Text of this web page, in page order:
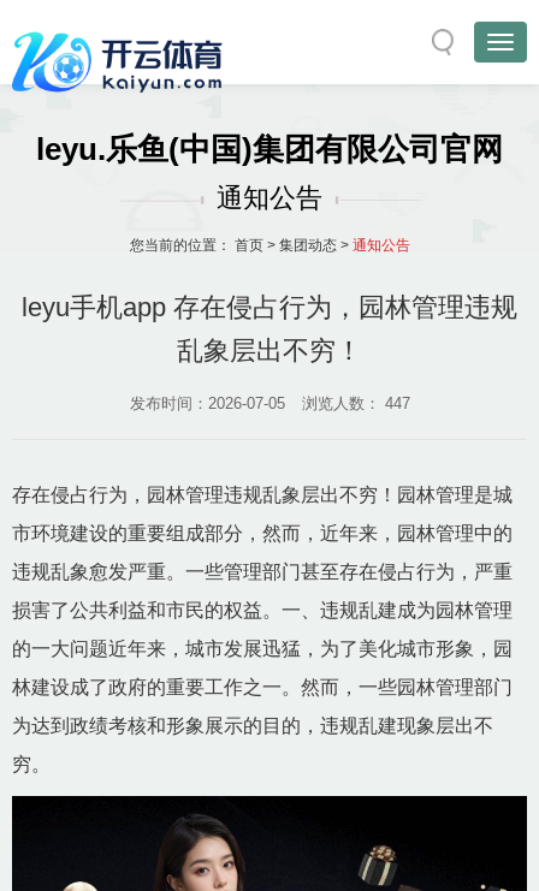
leyu.乐鱼(中国)集团有限公司官网
通知公告
您当前的位置： 首页> 集团动态> 通知公告
leyu手机app 存在侵占行为，园林管理违规
乱象层出不穷！
发布时间：2026-07-05 浏览人数： 447
存在侵占行为，园林管理违规乱象层出不穷！园林管理是城
市环境建设的重要组成部分，然而，近年来，园林管理中的
违规乱象愈发严重。一些管理部门甚至存在侵占行为，严重
损害了公共利益和市民的权益。一、违规乱建成为园林管理
的一大问题近年来，城市发展迅猛，为了美化城市形象，园
林建设成了政府的重要工作之一。然而，一些园林管理部门
为达到政绩考核和形象展示的目的，违规乱建现象层出不
穷。